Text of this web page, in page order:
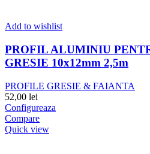
Add to wishlist
PROFIL ALUMINIU
GRESIE 10x12mm 2,5m
PROFILE GRESIE & FAIANTA
52,00 lei
Configureaza
Compare
Quick view